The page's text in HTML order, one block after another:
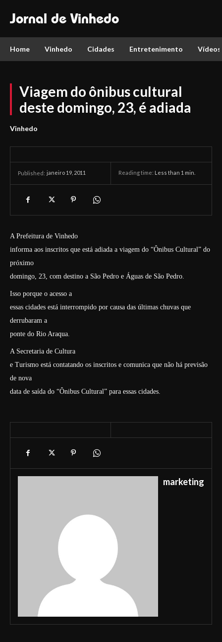
Jornal de Vinhedo
Home Vinhedo Cidades Entretenimento Vídeos
Viagem do ônibus cultural
deste domingo, 23, é adiada
Vinhedo
Published: janeiro 19, 2011 Reading time: Less than 1 min.
A Prefeitura de Vinhedo
informa aos inscritos que está adiada a viagem do “Ônibus Cultural” do
próximo
domingo, 23, com destino a São Pedro e Águas de São Pedro.
Isso porque o acesso a
essas cidades está interrompido por causa das últimas chuvas que
derrubaram a
ponte do Rio Araqua.
A Secretaria de Cultura
e Turismo está contatando os inscritos e comunica que não há previsão
de nova
data de saída do “Ônibus Cultural” para essas cidades.
marketing